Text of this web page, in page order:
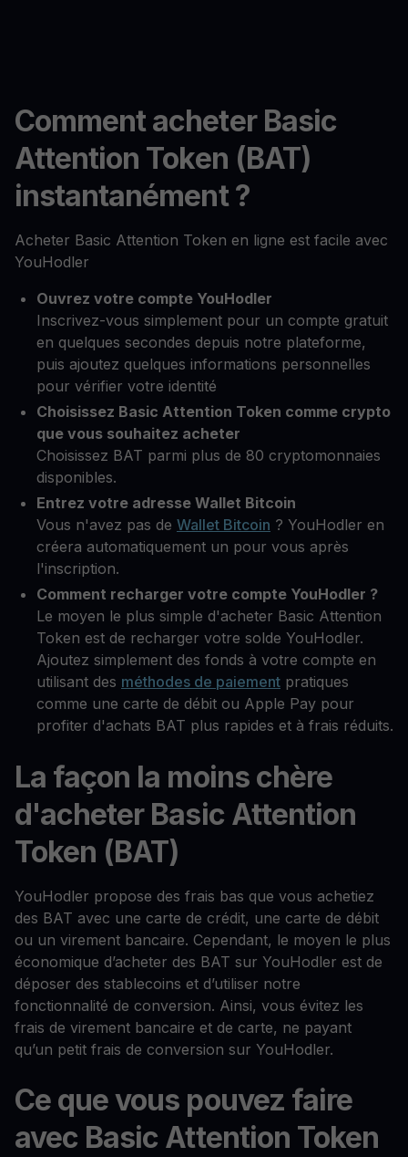
Comment acheter Basic
Attention Token (BAT)
instantanément ?
Acheter Basic Attention Token en ligne est facile avec
YouHodler
Ouvrez votre compte YouHodler
Inscrivez-vous simplement pour un compte gratuit
en quelques secondes depuis notre plateforme,
puis ajoutez quelques informations personnelles
pour vérifier votre identité
Choisissez Basic Attention Token comme crypto
que vous souhaitez acheter
Choisissez BAT parmi plus de 80 cryptomonnaies
disponibles.
Entrez votre adresse Wallet Bitcoin
Vous n'avez pas de Wallet Bitcoin ? YouHodler en
créera automatiquement un pour vous après
l'inscription.
Comment recharger votre compte YouHodler ?
Le moyen le plus simple d'acheter Basic Attention
Token est de recharger votre solde YouHodler.
Ajoutez simplement des fonds à votre compte en
utilisant des méthodes de paiement pratiques
comme une carte de débit ou Apple Pay pour
profiter d'achats BAT plus rapides et à frais réduits.
La façon la moins chère
d'acheter Basic Attention
Token (BAT)
YouHodler propose des frais bas que vous achetiez
des BAT avec une carte de crédit, une carte de débit
ou un virement bancaire. Cependant, le moyen le plus
économique d’acheter des BAT sur YouHodler est de
déposer des stablecoins et d’utiliser notre
fonctionnalité de conversion. Ainsi, vous évitez les
frais de virement bancaire et de carte, ne payant
qu’un petit frais de conversion sur YouHodler.
Ce que vous pouvez faire
avec Basic Attention Token